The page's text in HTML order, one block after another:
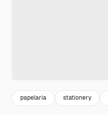
papelaria stationery